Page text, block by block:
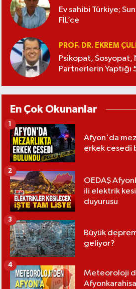
Ev sahibi Türkiye;
FİL’ce
PROF. DR. EKREM
Psikopat, Sosyopat,
Partnerlerin Yaptığı
En Çok Okunanlar
Afyon'da
erkek cesedi
1
OEDAŞ
ili elektrik
duyurusu
2
Büyük
geliyor?
3
Meteoroloji
4